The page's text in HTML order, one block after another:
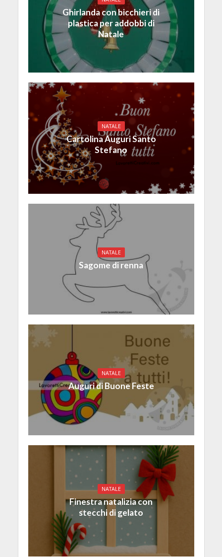
Ghirlanda con bicchieri di
plastica per addobbi di
Natale
NATALE
Cartolina Auguri Santo
Stefano
NATALE
Sagome di renna
NATALE
Auguri di Buone Feste
NATALE
Finestra natalizia con
stecchi di gelato